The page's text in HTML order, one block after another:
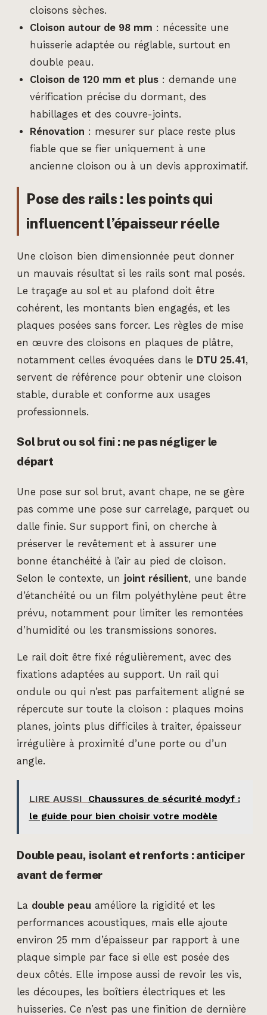
cloisons sèches.
Cloison autour de 98 mm : nécessite une
huisserie adaptée ou réglable, surtout en
double peau.
Cloison de 120 mm et plus: demande une
vérification précise du dormant, des
habillages et des couvre-joints.
Rénovation : mesurer sur place reste plus
fiable que se fier uniquement à une
ancienne cloison ou à un devis approximatif.
Pose des rails : les points qui
influencent l’épaisseur réelle
Une cloison bien dimensionnée peut donner
un mauvais résultat si les rails sont mal posés.
Le traçage au sol et au plafond doit être
cohérent, les montants bien engagés, et les
plaques posées sans forcer. Les règles de mise
en œuvre des cloisons en plaques de plâtre,
notamment celles évoquées dans le DTU 25.41,
servent de référence pour obtenir une cloison
stable, durable et conforme aux usages
professionnels.
Sol brut ou sol fini : ne pas négliger le
départ
Une pose sur sol brut, avant chape, ne se gère
pas comme une pose sur carrelage, parquet ou
dalle finie. Sur support fini, on cherche à
préserver le revêtement et à assurer une
bonne étanchéité à l’air au pied de cloison.
Selon le contexte, un joint résilient, une bande
d’étanchéité ou un film polyéthylène peut être
prévu, notamment pour limiter les remontées
d’humidité ou les transmissions sonores.
Le rail doit être fixé régulièrement, avec des
fixations adaptées au support. Un rail qui
ondule ou qui n’est pas parfaitement aligné se
répercute sur toute la cloison : plaques moins
planes, joints plus difficiles à traiter, épaisseur
irrégulière à proximité d’une porte ou d’un
angle.
LIRE AUSSI
Chaussures de sécurité modyf :
le guide pour bien choisir votre modèle
Double peau, isolant et renforts : anticiper
avant de fermer
La double peau améliore la rigidité et les
performances acoustiques, mais elle ajoute
environ 25 mm d’épaisseur par rapport à une
plaque simple par face si elle est posée des
deux côtés. Elle impose aussi de revoir les vis,
les découpes, les boîtiers électriques et les
huisseries. Ce n’est pas une finition de dernière